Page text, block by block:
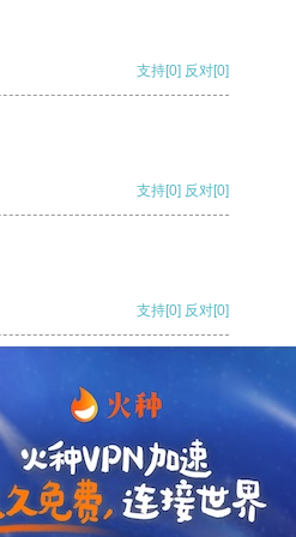
支持[0] 反对[0]
支持[0] 反对[0]
支持[0] 反对[0]